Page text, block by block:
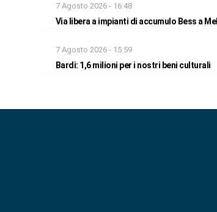
7 Agosto 2026 - 16:48
Via libera a impianti di accumulo Bess a
7 Agosto 2026 - 15:59
Bardi: 1,6 milioni per i nostri beni culturali